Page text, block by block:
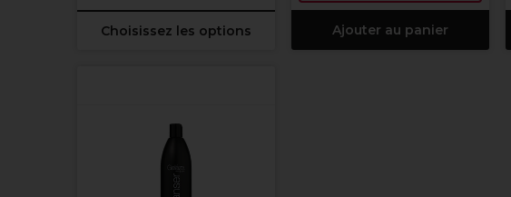
Choisissez les options Ajouter au panier